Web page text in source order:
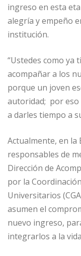
ingreso en esta
alegría y empeño
institución.
“Ustedes como ya
acompañar a los
porque un joven
autoridad; por eso
a darles tiempo a
Actualmente, en la
responsables de
Dirección de
por la
Universitarios
asumen el
nuevo ingreso,
integrarlos a la